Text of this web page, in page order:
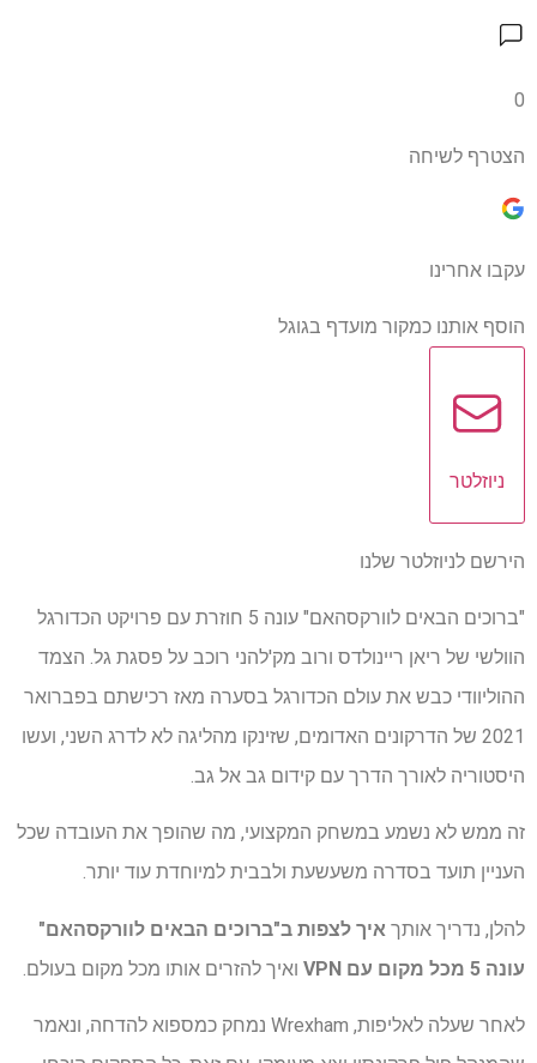
0
הצטרף לשיחה
עקבו אחרינו
הוסף אותנו כמקור מועדף בגוגל
ניוזלטר
הירשם לניוזלטר שלנו
"ברוכים הבאים לוורקסהאם" עונה 5 חוזרת עם פרויקט הכדורגל
הוולשי של ריאן ריינולדס ורוב מק'להני רוכב על פסגת גל. הצמד
ההוליוודי כבש את עולם הכדורגל בסערה מאז רכישתם בפברואר
2021 של הדרקונים האדומים, שזינקו מהליגה לא לדרג השני, ועשו
היסטוריה לאורך הדרך עם קידום גב אל גב.
זה ממש לא נשמע במשחק המקצועי, מה שהופך את העובדה שכל
העניין תועד בסדרה משעשעת ולבבית למיוחדת עוד יותר.
להלן, נדריך אותך איך לצפות ב"ברוכים הבאים לוורקסהאם"
עונה 5
מכל מקום עם VPN ואיך להזרים אותו מכל מקום בעולם.
לאחר שעלה לאליפות, Wrexham נמחק כמספוא להדחה, ונאמר